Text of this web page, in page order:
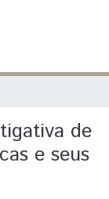
de
e seus